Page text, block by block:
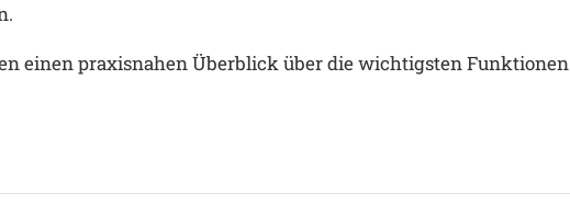
einen praxisnahen Überblick über die wichtigsten Funktionen